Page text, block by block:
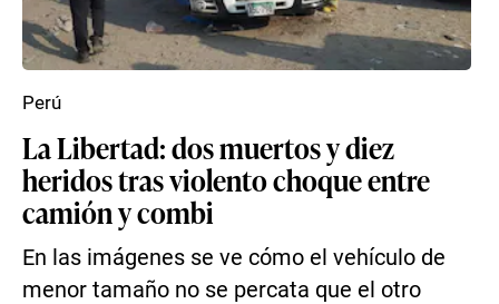
La Libertad: dos muertos y diez
heridos tras violento choque entre
camión y combi
En las imágenes se ve cómo el vehículo de
menor tamaño no se percata que el otro
Perú